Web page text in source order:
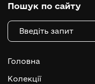
Пошук по сайту
Головна
Колекції